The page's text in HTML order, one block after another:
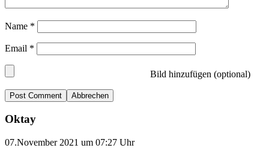
Name *
Email *
Bild hinzufügen (optional)
Abbrechen
Oktay
07.November 2021 um 07:27 Uhr